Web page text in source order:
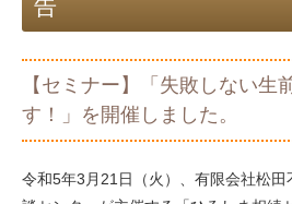
告
【セミナー】「失敗しない生
す！」を開催しました。
令和5年3月21日（火）、有限会社松田